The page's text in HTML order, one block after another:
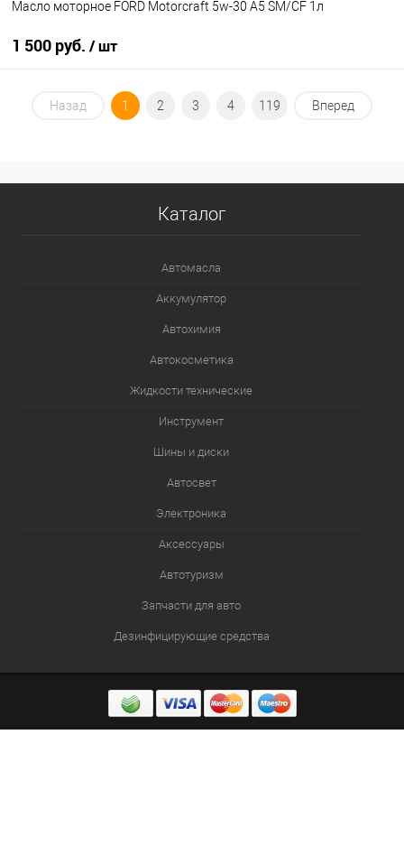
Масло моторное FORD Motorcraft 5w-30 A5 SM/CF 1л
1 500 руб. / шт
В корзину
Назад 1 2 3 4 119 Вперед
Каталог
Автомасла
Аккумулятор
Автохимия
Автокосметика
Жидкости технические
Инструмент
Шины и диски
Автосвет
Электроника
Аксессуары
Автотуризм
Запчасти для авто
Дезинфицирующие средства